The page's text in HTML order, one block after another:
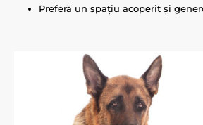
Preferă un spațiu acoperit și